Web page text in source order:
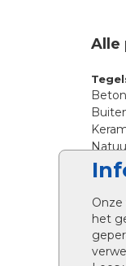
Onze
het
Alle